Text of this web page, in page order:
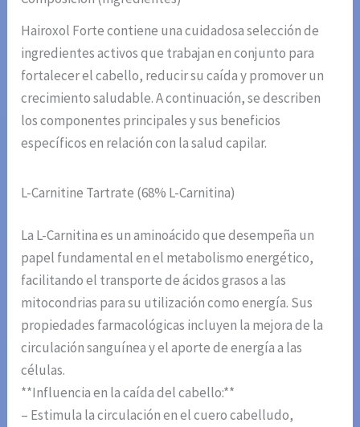
Hairoxol Forte contiene una cuidadosa selección de
ingredientes activos que trabajan en conjunto para
fortalecer el cabello, reducir su caída y promover un
crecimiento saludable. A continuación, se describen
los componentes principales y sus beneficios
específicos en relación con la salud capilar.
L-Carnitine Tartrate (68% L-Carnitina)
La L-Carnitina es un aminoácido que desempeña un
papel fundamental en el metabolismo energético,
facilitando el transporte de ácidos grasos a las
mitocondrias para su utilización como energía. Sus
propiedades farmacológicas incluyen la mejora de la
circulación sanguínea y el aporte de energía a las
células.
**Influencia en la caída del cabello:**
– Estimula la circulación en el cuero cabelludo,